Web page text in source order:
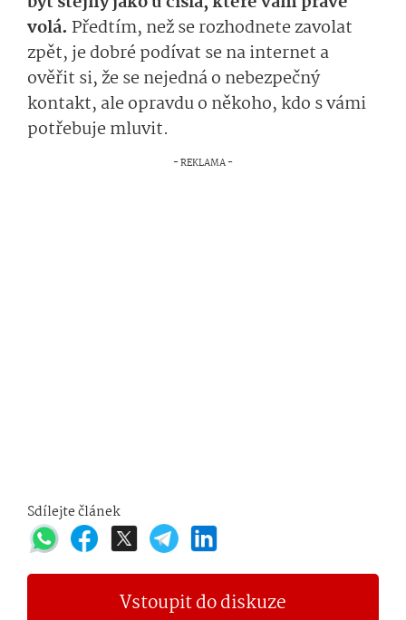
volá. Předtím, než se rozhodnete zavolat
zpět, je dobré podívat se na internet a
ověřit si, že se nejedná o nebezpečný
kontakt, ale opravdu o někoho, kdo s vámi
potřebuje mluvit.
Sdílejte článek
Vstoupit do diskuze